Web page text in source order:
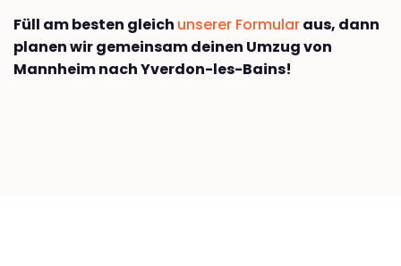
Füll am besten gleich unserer Formularaus, dann
planen wir gemeinsam deinen Umzug von
Mannheim nach Yverdon-les-Bains!